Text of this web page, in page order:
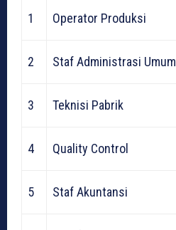
1 Operator Produksi
2 Staf Administrasi Umum
3 Teknisi Pabrik
4 Quality Control
5 Staf Akuntansi